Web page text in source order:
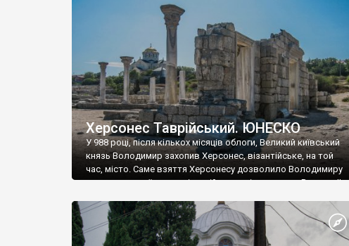
візантійської доби. Раритети викрадені з фондів об’єкту
культурної спадщини ЮНЕСКО «Херсонеса Таврійського».
Офіційно – на виставку «Золото Візантії», але експерти та
влада в Україні вважають це лише […]
Херсонес Таврійський. ЮНЕСКО
У 988 році, після кількох місяців облоги, Великий київський
князь Володимир захопив Херсонес, візантійське, на той
час, місто. Саме взяття Херсонесу дозволило Володимиру
диктувати свої умови візантійському імператору Василю ІІ,
Херсонесі Володимир-язичник, став Василем-
християнином. А потім було Хрещення Русі. На честь
Херсонесу Таврійського названо місто […]